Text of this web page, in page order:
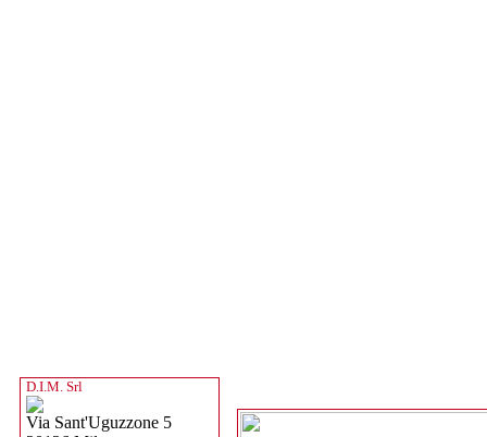
D.I.M. Srl
Via Sant'Uguzzone 5